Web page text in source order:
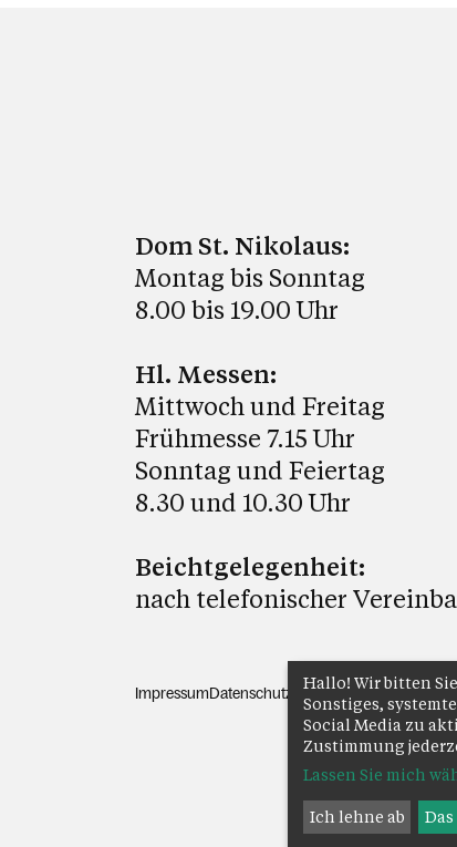
Dom St. Nikolaus:
Montag bis Sonntag
8.00 bis 19.00 Uhr
Hl. Messen:
Mittwoch und Freitag
Frühmesse 7.15 Uhr
Sonntag und Feiertag
8.30 und 10.30 Uhr
Beichtgelegenheit:
nach telefonischer
ImpressumDatenschutz Anmelden
Hallo! Wir bitten
Sonstiges,
Social Media zu
Zustimmung
Lassen Sie mich
Ich lehne ab